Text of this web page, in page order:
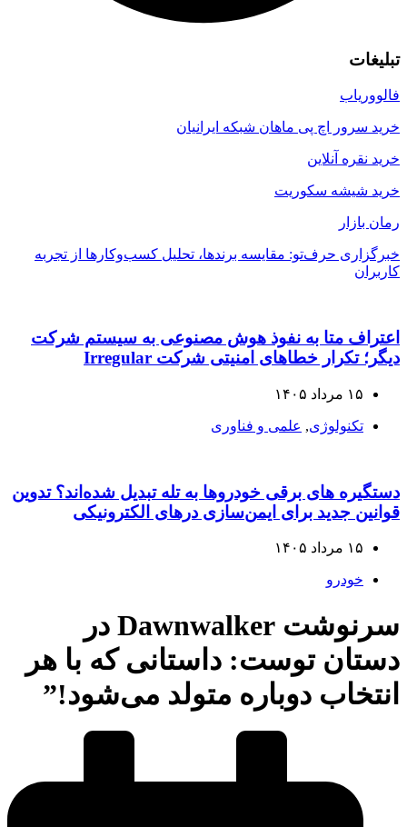
تبلیغات
فالووریاب
خرید سرور اچ پی ماهان شبکه ایرانیان
خرید نقره آنلاین
خرید شیشه سکوریت
رمان بازار
خبرگزاری حرف‌تو: مقایسه برندها، تحلیل کسب‌وکارها از تجربه
کاربران
اعتراف متا به نفوذ هوش مصنوعی به سیستم شرکت
دیگر؛ تکرار خطاهای امنیتی شرکت Irregular
۱۵ مرداد ۱۴۰۵
تکنولوژی, علمی و فناوری
دستگیره‌ های برقی خودروها به تله تبدیل شده‌اند؟ تدوین
قوانین جدید برای ایمن‌سازی درهای الکترونیکی
۱۵ مرداد ۱۴۰۵
خودرو
سرنوشت Dawnwalker در
دستان توست: داستانی که با هر
انتخاب دوباره متولد می‌شود!”